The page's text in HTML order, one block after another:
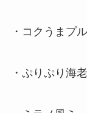
・ コクうまプ
・ ぷりぷり海